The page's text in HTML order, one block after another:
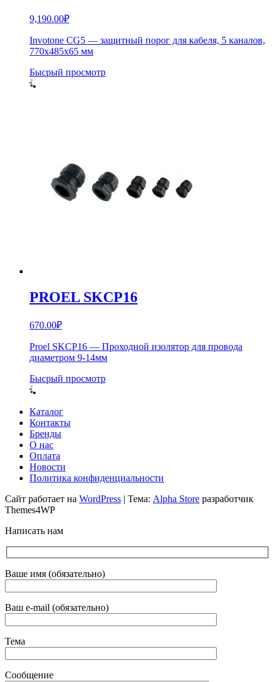
9,190.00₽
Invotone CG5 — защитный порог для кабеля, 5 каналов,
770х485х65 мм
Бысрый просмотр
PROEL SKCP16
670.00₽
Proel SKCP16 — Проходной изолятор для провода
диаметром 9-14мм
Бысрый просмотр
Каталог
Контакты
Бренды
О нас
Оплата
Новости
Политика конфиденциальности
Сайт работает на WordPress | Тема: Alpha Store разработчик
Themes4WP
Написать нам
Ваше имя (обязательно)
Ваш e-mail (обязательно)
Тема
Сообщение